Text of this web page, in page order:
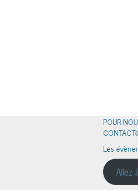
POUR
Les
Allez